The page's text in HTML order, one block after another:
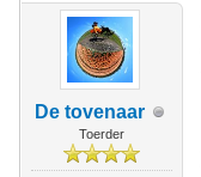
De tovenaar
Toerder